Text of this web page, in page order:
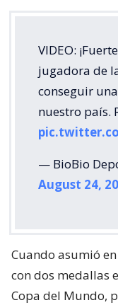
VIDEO:
jugadora de
conseguir
nuestro país.
— BioBio
August 24,
Cuando asumió
con dos medallas
Copa del Mundo,